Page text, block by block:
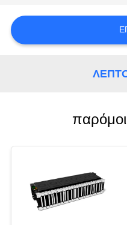
ΖΗΤΉΣΤΕ
ΑΠΌΣΠΑΣΜΑ
SITEMAP
ΠΟΛΙΤΙΚΉ
ΑΠΟΡΡΉΤΟΥ